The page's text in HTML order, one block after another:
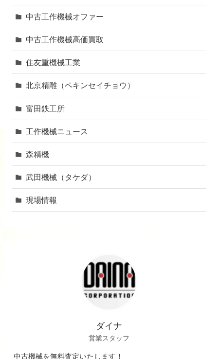
中古工作機械オファー
中古工作機械高価買取
住友重機械工業
北京精雕（ペキンセイチョウ）
富田鉄工所
工作機械ニュース
森精機
武田機械（タケダ）
現場情報
ダイナ
営業スタッフ
中古機械を無料査定いたします！